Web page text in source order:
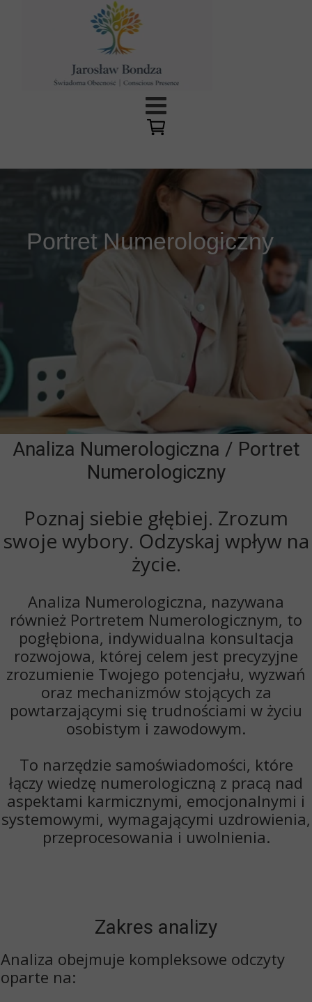
Portret Numerologiczny
Analiza Numerologiczna / Portret
Numerologiczny
Poznaj siebie głębiej. Zrozum
swoje wybory. Odzyskaj wpływ na
życie.
Analiza Numerologiczna, nazywana
również Portretem Numerologicznym, to
pogłębiona, indywidualna konsultacja
rozwojowa, której celem jest precyzyjne
zrozumienie Twojego potencjału, wyzwań
oraz mechanizmów stojących za
powtarzającymi się trudnościami w życiu
osobistym i zawodowym.
To narzędzie samoświadomości, które
łączy wiedzę numerologiczną z pracą nad
aspektami karmicznymi, emocjonalnymi i
systemowymi, wymagającymi uzdrowienia,
przeprocesowania i uwolnienia.
Zakres analizy
Analiza obejmuje kompleksowe odczyty
oparte na: